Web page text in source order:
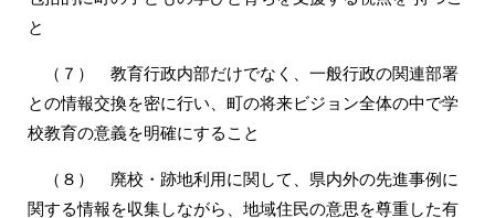
と
（７） 教育行政内部だけでなく、一般行政の関連部署
との情報交換を密に行い、町の将来ビジョン全体の中で学
校教育の意義を明確にすること
（８） 廃校・跡地利用に関して、県内外の先進事例に
関する情報を収集しながら、地域住民の意思を尊重した有